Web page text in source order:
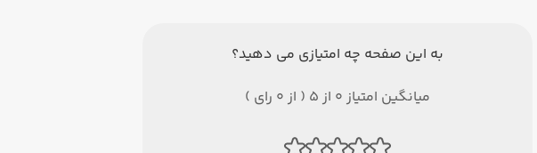
به این صفحه چه امتیازی می دهید؟
میانگین امتیاز 0 از 5 ( از 0 رای )